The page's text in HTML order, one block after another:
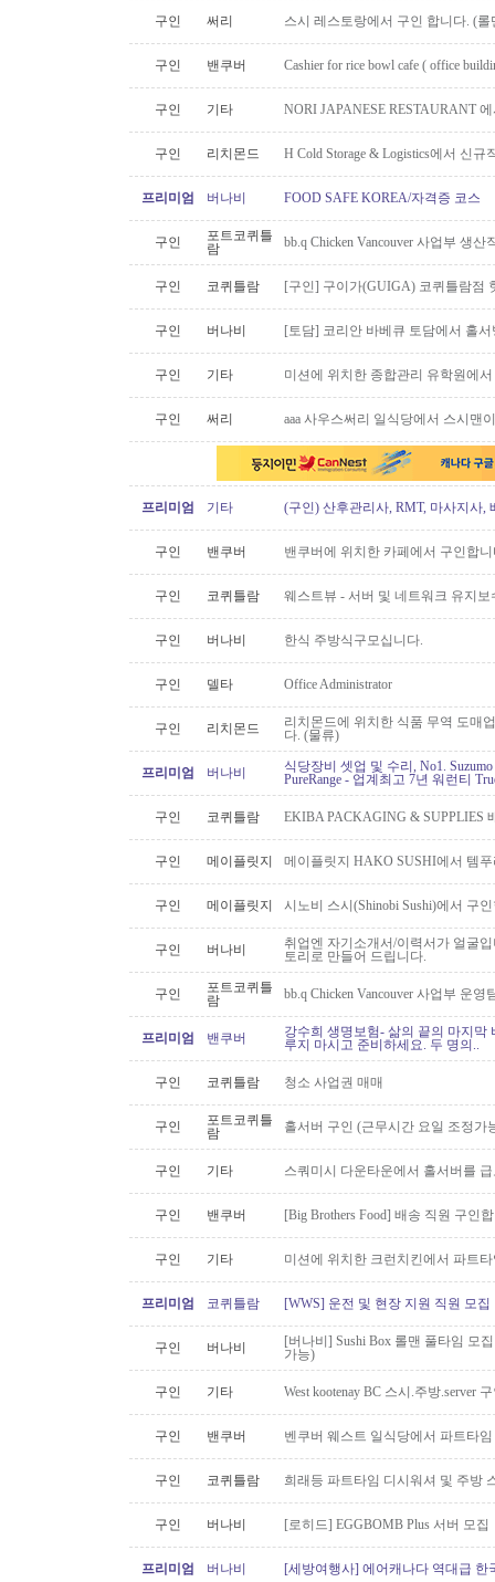
구인 써리 스시 레스토랑에서 구인 합니다. (롤
구인 밴쿠버 Cashier for rice bowl cafe ( office
구인 기타 NORI JAPANESE RESTAURANT
구인 리치몬드 H Cold Storage & Logistics에서 신규
프리미엄 버나비 FOOD SAFE KOREA/자격증 코스
구인
포트코퀴틀
람
bb.q Chicken Vancouver 사업부 생
구인 코퀴틀람 [구인] 구이가(GUIGA) 코퀴틀람점
구인 버나비 [토담] 코리안 바베큐 토담에서 홀
구인 기타 미션에 위치한 종합관리 유학원에
구인 써리 aaa 사우스써리 일식당에서 스시맨
프리미엄 기타 (구인) 산후관리사, RMT, 마사지사,
구인 밴쿠버 밴쿠버에 위치한 카페에서 구인합
구인 코퀴틀람 웨스트뷰 - 서버 및 네트워크 유지보
구인 버나비 한식 주방식구모십니다.
구인 델타 Office Administrator
구인 리치몬드
리치몬드에 위치한 식품 무역 도매
다. (물류)
프리미엄 버나비
식당장비 셋업 및 수리, No1.
PureRange - 업계최고 7년 워런티
구인 코퀴틀람 EKIBA PACKAGING & SUPPLIES
구인 메이플릿지 메이플릿지 HAKO SUSHI에서 템
구인 메이플릿지 시노비 스시(Shinobi Sushi)에서 구
구인 버나비
취업엔 자기소개서/이력서가 얼굴
토리로 만들어 드립니다.
구인
포트코퀴틀
람
bb.q Chicken Vancouver 사업부 운
프리미엄 밴쿠버
강수희 생명보험- 삶의 끝의 마지막
루지 마시고 준비하세요. 두 명의..
구인 코퀴틀람 청소 사업권 매매
구인
포트코퀴틀
람
홀서버 구인 (근무시간 요일 조정가
구인 기타 스쿼미시 다운타운에서 홀서버를
구인 밴쿠버 [Big Brothers Food] 배송 직원 구인
구인 기타 미션에 위치한 크런치킨에서 파트
프리미엄 코퀴틀람 [WWS] 운전 및 현장 지원 직원 모집
구인 버나비
[버나비] Sushi Box 롤맨 풀타임 모
가능)
구인 기타 West kootenay BC 스시.주방.server
구인 밴쿠버 벤쿠버 웨스트 일식당에서 파트타
구인 코퀴틀람 희래등 파트타임 디시워셔 및 주방
구인 버나비 [로히드] EGGBOMB Plus 서버 모집
프리미엄 버나비 [세방여행사] 에어캐나다 역대급 한